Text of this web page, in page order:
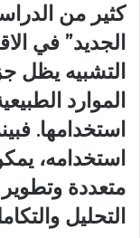
كثير من
الجديد” في
التشبيه يظل
الموارد
استخدامها.
استخدامه،
متعددة
التحليل